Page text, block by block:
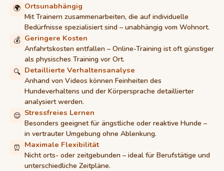
🌍 Ortsunabhängig
Mit Trainern zusammenarbeiten, die auf individuelle
Bedürfnisse spezialisiert sind – unabhängig vom Wohnort.
💰 Geringere Kosten
Anfahrtskosten entfallen – Online-Training ist oft günstiger
als physisches Training vor Ort.
🔍 Detaillierte Verhaltensanalyse
Anhand von Videos können Feinheiten des
Hundeverhaltens und der Körpersprache detaillierter
analysiert werden.
😌 Stressfreies Lernen
Besonders geeignet für ängstliche oder reaktive Hunde –
in vertrauter Umgebung ohne Ablenkung.
⏰ Maximale Flexibilität
Nicht orts- oder zeitgebunden – ideal für Berufstätige und
unterschiedliche Zeitpläne.